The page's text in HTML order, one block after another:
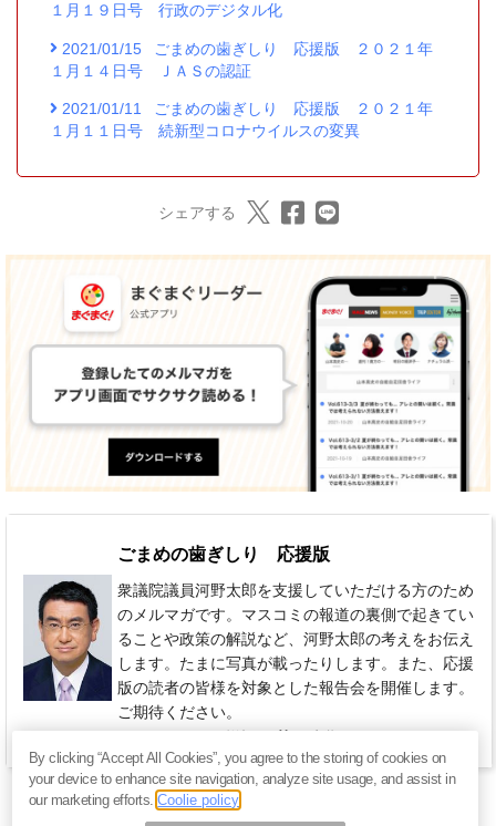
１月１９日号 行政のデジタル化
2021/01/15
ごまめの歯ぎしり 応援版 ２０２１年
１月１４日号 ＪＡＳの認証
2021/01/11
ごまめの歯ぎしり 応援版 ２０２１年
１月１１日号 続新型コロナウイルスの変異
シェアする
ごまめの歯ぎしり 応援版
衆議院議員河野太郎を支援していただける方のため
のメルマガです。マスコミの報道の裏側で起きてい
ることや政策の解説など、河野太郎の考えをお伝え
します。たまに写真が載ったりします。また、応援
版の読者の皆様を対象とした報告会を開催します。
ご期待ください。
By clicking “Accept All Cookies”, you agree to the storing of cookies on
your device to enhance site navigation, analyze site usage, and assist in
our marketing efforts.Coolie policy